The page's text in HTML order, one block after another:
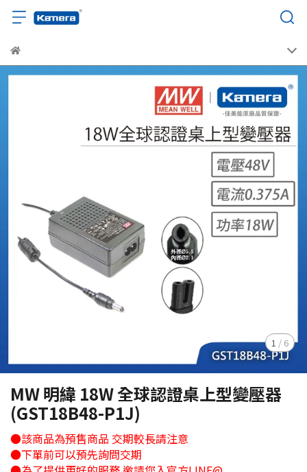
1 / 6
MW 明緯 18W 全球認證桌上型變壓器
(GST18B48-P1J)
●該商品為預售商品 交期較長請注意
●下單前可以預先詢問交期